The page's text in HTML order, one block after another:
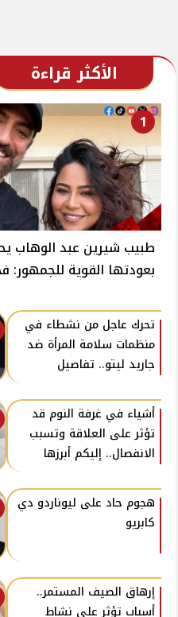
الأكثر قراءة
1
طبيب شيرين عبد الوهاب
بعودتها القوية للجمهور:
تحرك عاجل من نشطاء في
منظمات سلامة المرأة ضد
جاريد ليتو.. تفاصيل
أشياء في غرفة النوم قد
تؤثر على العلاقة وتسبب
الانفصال.. إليكم أبرزها
هجوم حاد على ليوناردو دي
كابريو
إرهاق الصيف المستمر..
أسباب تؤثر على نشاط